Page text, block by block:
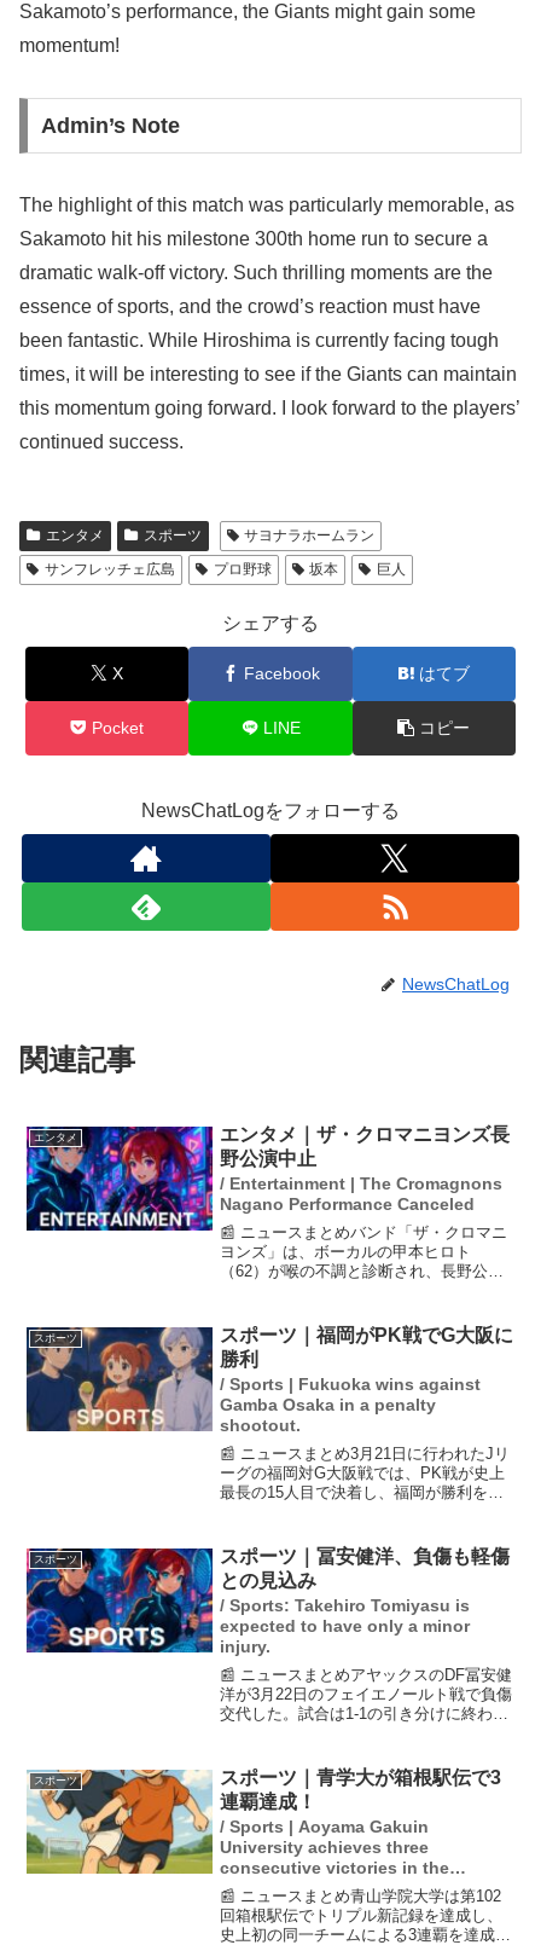
Sakamoto’s performance, the Giants might gain some
momentum!
Admin’s Note
The highlight of this match was particularly memorable, as
Sakamoto hit his milestone 300th home run to secure a
dramatic walk-off victory. Such thrilling moments are the
essence of sports, and the crowd’s reaction must have
been fantastic. While Hiroshima is currently facing tough
times, it will be interesting to see if the Giants can maintain
this momentum going forward. I look forward to the players’
continued success.
エンタメ スポーツ
サヨナラホームラン
サンフレッチェ広島
プロ野球 坂本 巨人
シェアする
X Facebook はてブ
Pocket LINE コピー
NewsChatLogをフォローする
NewsChatLog
関連記事
エンタメ
エンタメ｜ザ・クロマニヨンズ長
野公演中止
/ Entertainment | The Cromagnons
Nagano Performance Canceled
📰 ニュースまとめバンド「ザ・クロマニ
ヨンズ」は、ボーカルの甲本ヒロト
（62）が喉の不調と診断され、長野公演
大阪公演も延期されることが決まってい
ます。ファンにとって...
スポーツ
スポーツ｜福岡がPK戦でG大阪に
勝利
/ Sports | Fukuoka wins against
Gamba Osaka in a penalty
shootout.
📰 ニュースまとめ3月21日に行われたJリ
ーグの福岡対G大阪戦では、PK戦が史上
最長の15人目で決着し、福岡が勝利を収
はGK小畑裕馬に止められました。この結
果、福...
スポーツ
スポーツ｜冨安健洋、負傷も軽傷
との見込み
/ Sports: Takehiro Tomiyasu is
expected to have only a minor
injury.
📰 ニュースまとめアヤックスのDF冨安健
洋が3月22日のフェイエノールト戦で負傷
交代した。試合は1-1の引き分けに終わっ
を見せていた。後半28分に右太腿裏を気
にして...
スポーツ
スポーツ｜青学大が箱根駅伝で3
連覇達成！
/ Sports | Aoyama Gakuin
University achieves three
consecutive victories in the
Hakone Ekiden!
📰 ニュースまとめ青山学院大学は第102
回箱根駅伝でトリプル新記録を達成し、
史上初の同一チームによる3連覇を達成し